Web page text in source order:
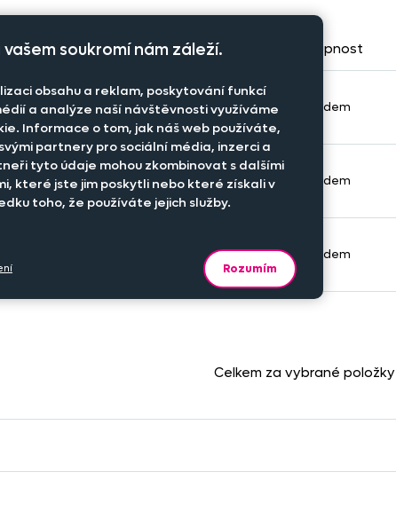
Cena na eshopu Dostupnost
199 Kč Skladem
199 Kč Skladem
349 Kč Skladem
Celkem za vybrané položky
vašem soukromí nám záleží.
obsahu a reklam, poskytování funkcí
a analýze naší návštěvnosti využíváme
Informace o tom, jak náš web používáte,
partnery pro sociální média, inzerci a
tyto údaje mohou zkombinovat s dalšími
které jste jim poskytli nebo které získali v
toho, že používáte jejich služby.
Rozumím